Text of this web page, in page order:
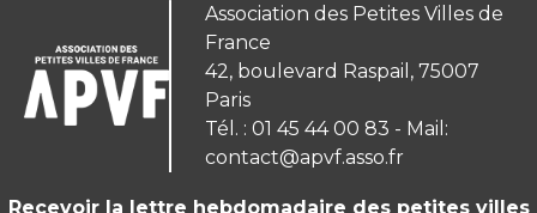
Association des Petites Villes de
France
42, boulevard Raspail, 75007
Paris
Tél. : 01 45 44 00 83 - Mail:
contact@apvf.asso.fr
Recevoir la lettre hebdomadaire des petites villes